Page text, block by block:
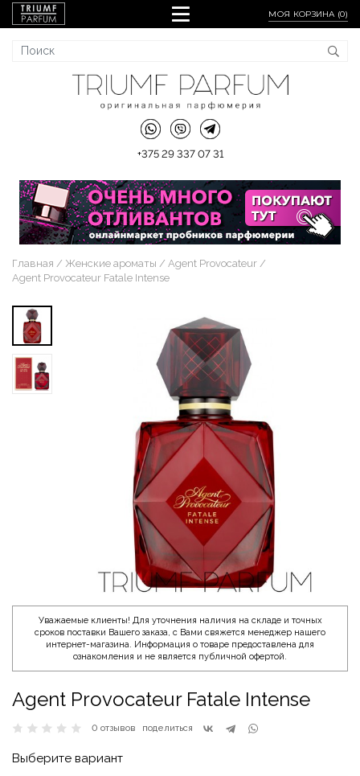
МОЯ КОРЗИНА (0)
+375 29 337 07 31
Главная Женские ароматы
Agent Provocateur
Agent Provocateur Fatale Intense
Уважаемые клиенты! Для уточнения наличия на складе и точных
сроков поставки Вашего заказа, с Вами свяжется менеджер нашего
интернет-магазина. Информация о товаре предоставлена для
ознакомления и не является публичной офертой.
Agent Provocateur Fatale Intense
0 отзывов поделиться
Выберите вариант